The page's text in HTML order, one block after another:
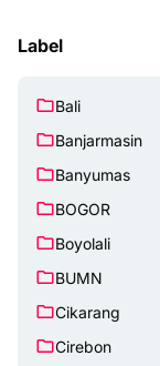
Label
Bali
Banjarmasin
Banyumas
BOGOR
Boyolali
BUMN
Cikarang
Cirebon